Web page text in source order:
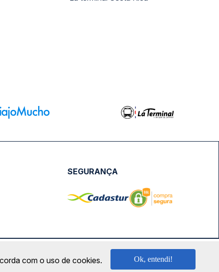
SEGURANÇA
0001-57 | saconibus@queropassagem.com.br
com o uso de cookies. Ok, entendi!